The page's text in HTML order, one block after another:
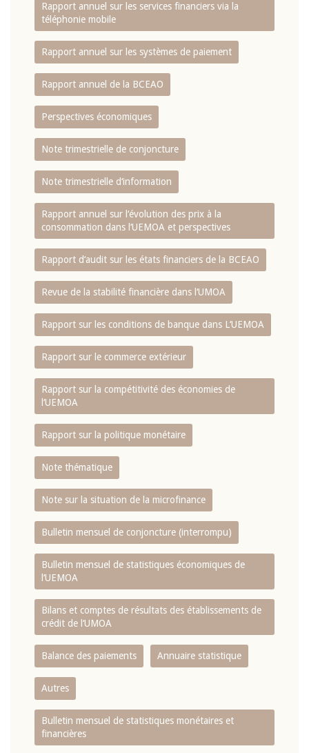
Rapport annuel sur les services financiers via la
téléphonie mobile
Rapport annuel sur les systèmes de paiement
Rapport annuel de la BCEAO
Perspectives économiques
Note trimestrielle de conjoncture
Note trimestrielle d‘information
Rapport annuel sur l‘évolution des prix à la
consommation dans l‘UEMOA et perspectives
Rapport d‘audit sur les états financiers de la BCEAO
Revue de la stabilité financière dans l‘UMOA
Rapport sur les conditions de banque dans L‘UEMOA
Rapport sur le commerce extérieur
Rapport sur la compétitivité des économies de
l‘UEMOA
Rapport sur la politique monétaire
Note thématique
Note sur la situation de la microfinance
Bulletin mensuel de conjoncture (interrompu)
Bulletin mensuel de statistiques économiques de
l‘UEMOA
Bilans et comptes de résultats des établissements de
crédit de l‘UMOA
Balance des paiements Annuaire statistique
Autres
Bulletin mensuel de statistiques monétaires et
financières